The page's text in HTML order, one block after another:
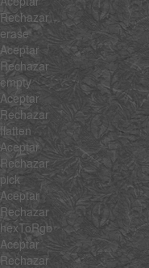
Rechazar
erase
Aceptar
Rechazar
empty
Aceptar
Rechazar
flatten
Aceptar
Rechazar
pick
Aceptar
Rechazar
hexToRgb
Aceptar
Rechazar